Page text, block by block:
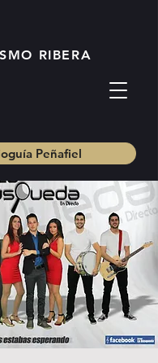
RIBERA
Peñafiel